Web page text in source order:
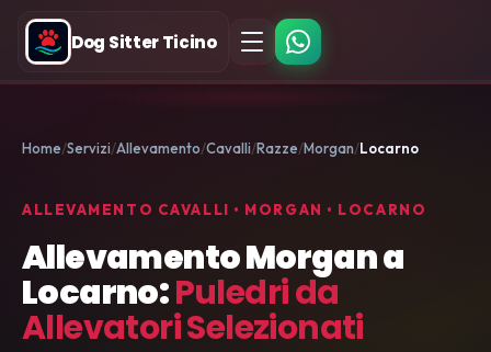
Dog Sitter Ticino
Home Servizi Allevamento Cavalli Razze Morgan Locarno
ALLEVAMENTO CAVALLI • MORGAN • LOCARNO
Allevamento Morgan a
Locarno:Puledri da
Allevatori Selezionati